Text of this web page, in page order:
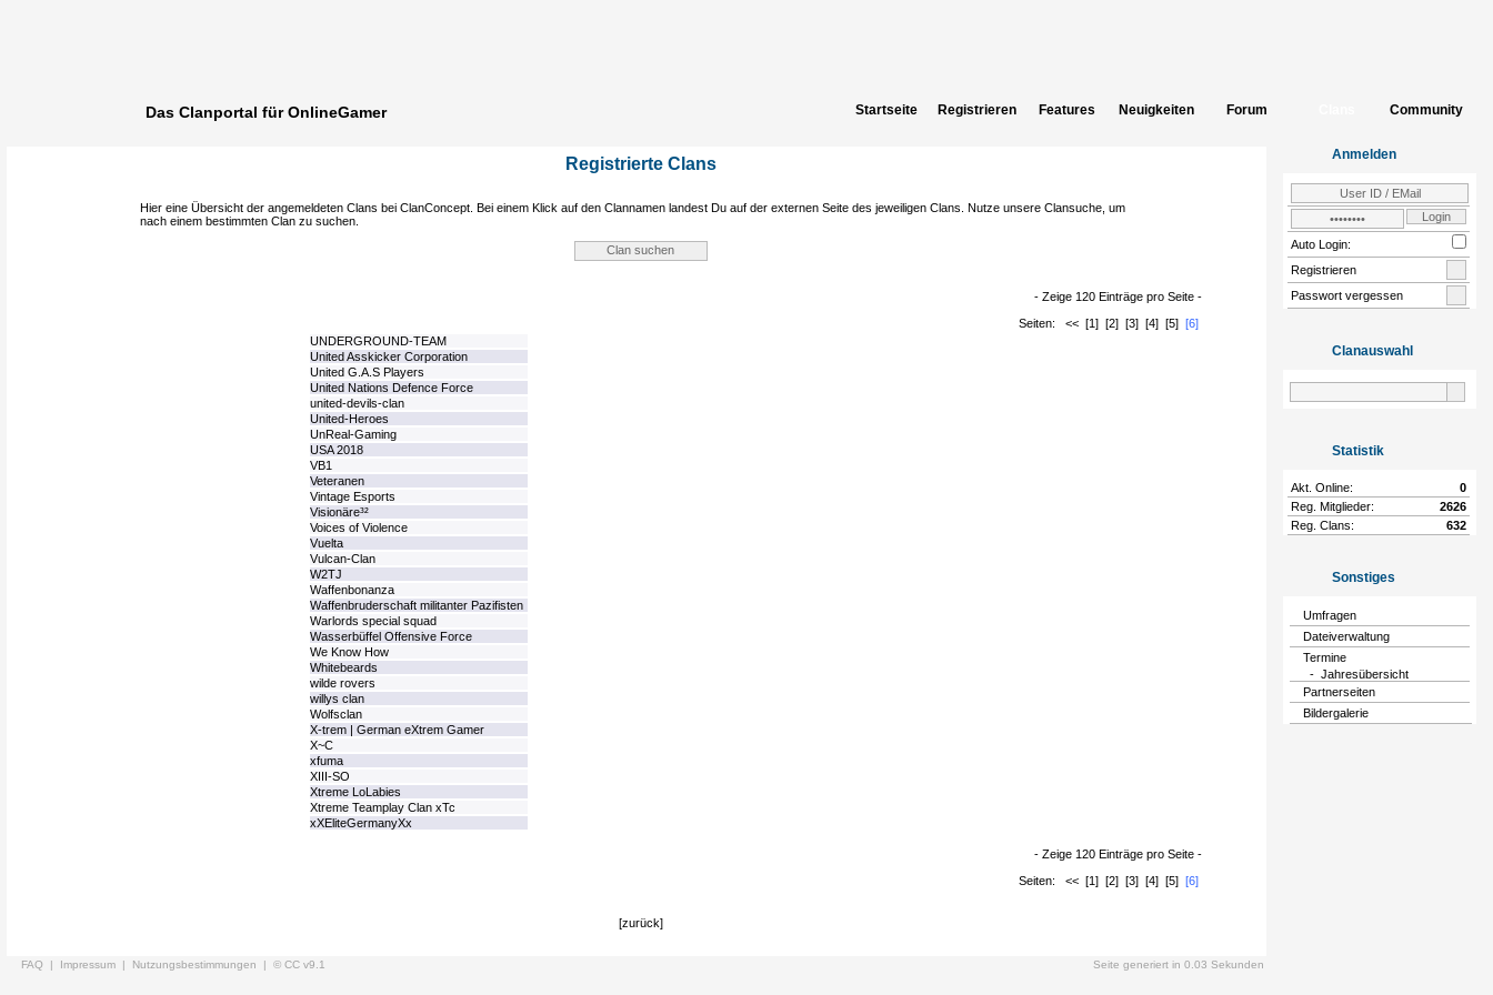
Das Clanportal für OnlineGamer Startseite Registrieren Features Neuigkeiten Forum Community
Registrierte Clans
Hier eine Übersicht der angemeldeten Clans bei ClanConcept. Bei einem Klick auf den Clannamen landest Du auf der externen Seite des jeweiligen Clans. Nutze unsere Clansuche, um
nach einem bestimmten Clan zu suchen.
- Zeige 120 Einträge pro Seite -
Seiten: << [1] [2] [3] [4] [5] [6]
UNDERGROUND-TEAM
United Asskicker Corporation
United G.A.S Players
United Nations Defence Force
united-devils-clan
United-Heroes
UnReal-Gaming
USA 2018
VB1
Veteranen
Vintage Esports
Visionäre³²
Voices of Violence
Vuelta
Vulcan-Clan
W2TJ
Waffenbonanza
Waffenbruderschaft militanter Pazifisten
Warlords special squad
Wasserbüffel Offensive Force
We Know How
Whitebeards
wilde rovers
willys clan
Wolfsclan
X-trem | German eXtrem Gamer
X~C
xfuma
XIII-SO
Xtreme LoLabies
Xtreme Teamplay Clan xTc
xXEliteGermanyXx
- Zeige 120 Einträge pro Seite -
Seiten: << [1] [2] [3] [4] [5] [6]
[zurück]
FAQ | Impressum | Nutzungsbestimmungen | © CC v9.1 Seite generiert in 0.03 Sekunden
Anmelden
Auto Login:
Registrieren
Passwort vergessen
Clanauswahl
Statistik
Akt. Online:
0
Reg. Mitglieder:
2626
Reg. Clans:
632
Sonstiges
Umfragen
Dateiverwaltung
Termine
- Jahresübersicht
Partnerseiten
Bildergalerie